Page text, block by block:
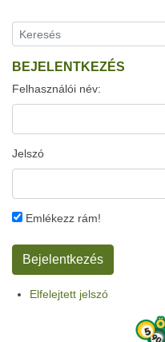
BEJELENTKEZÉS
Felhasználói név:
Jelszó
Emlékezz rám!
Elfelejtett jelszó